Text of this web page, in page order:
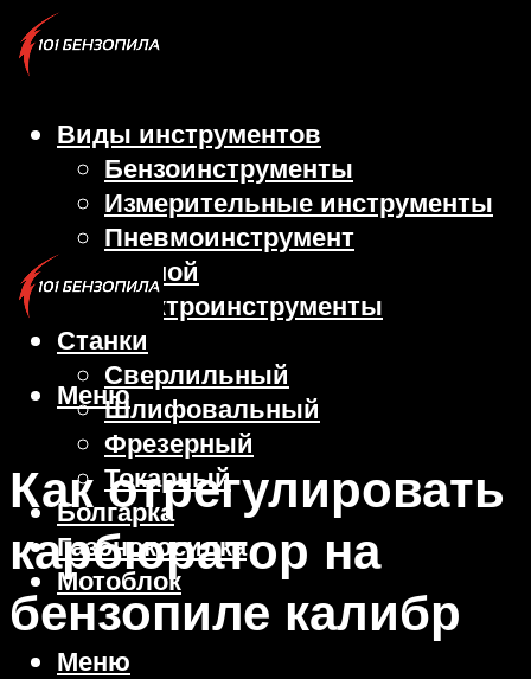
Виды инструментов
Бензоинструменты
Измерительные инструменты
Пневмоинструмент
Ручной
Электроинструменты
Станки
Сверлильный
Шлифовальный
Фрезерный
Токарный
Болгарка
Газонокосилка
Мотоблок
Меню
Меню
Как отрегулировать
карбюратор на
бензопиле калибр